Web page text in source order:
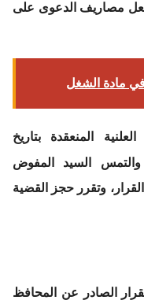
مصاريف الدعوى على
مادة الشغل
العلنية المنعقدة بتاريخ
والتمس السيد المفوض
وتقرر حجز القضية
الصادر عن المحافظ